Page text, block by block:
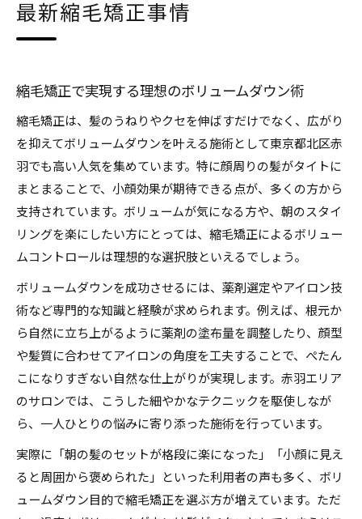
最新縮毛矯正事情
縮毛矯正で実現する理想のボリュームダウン術
縮毛矯正は、髪のうねりやクセを伸ばすだけでなく、広がり
を抑えてボリュームダウンを叶える施術として東京都北区赤
羽でも高い人気を集めています。特に顔周りの髪がタイトに
まとまることで、小顔効果が期待できる点が、多くの方から
支持されています。ボリュームが気になる方や、朝のスタイ
リングを楽にしたい方にとっては、縮毛矯正によるボリュー
ムコントロールは理想的な選択肢といえるでしょう。
ボリュームダウンを成功させるには、薬剤選定やアイロン技
術など専門的な知識と経験が求められます。例えば、根元か
ら自然に立ち上がるように薬剤の塗布量を調整したり、顔型
や髪質に合わせてアイロンの角度を工夫することで、ぺたん
こになりすぎない自然な仕上がりが実現します。赤羽エリア
のサロンでは、こうした細やかなテクニックを駆使しなが
ら、一人ひとりの悩みに寄り添った施術を行っています。
実際に「朝の髪のセットが格段に楽になった」「小顔に見え
ると周囲から褒められた」といった利用者の声も多く、ボリ
ュームダウン目的で縮毛矯正を選ぶ方が増えています。ただ